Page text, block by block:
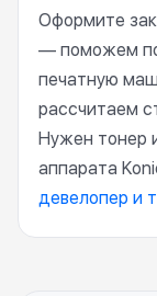
Оформите
— поможем
печатную
рассчитаем
Нужен тонер
аппарата
девелопер и